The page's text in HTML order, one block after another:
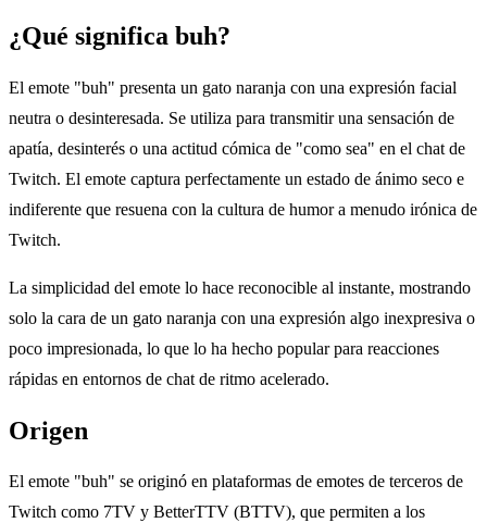
¿Qué significa buh?
El emote "buh" presenta un gato naranja con una expresión facial
neutra o desinteresada. Se utiliza para transmitir una sensación de
apatía, desinterés o una actitud cómica de "como sea" en el chat de
Twitch. El emote captura perfectamente un estado de ánimo seco e
indiferente que resuena con la cultura de humor a menudo irónica de
Twitch.
La simplicidad del emote lo hace reconocible al instante, mostrando
solo la cara de un gato naranja con una expresión algo inexpresiva o
poco impresionada, lo que lo ha hecho popular para reacciones
rápidas en entornos de chat de ritmo acelerado.
Origen
El emote "buh" se originó en plataformas de emotes de terceros de
Twitch como 7TV y BetterTTV (BTTV), que permiten a los